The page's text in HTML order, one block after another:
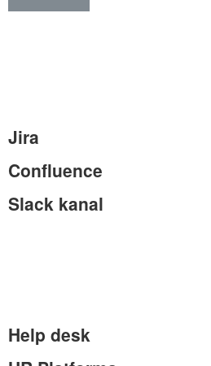
Jira
Confluence
Slack kanal
Help desk